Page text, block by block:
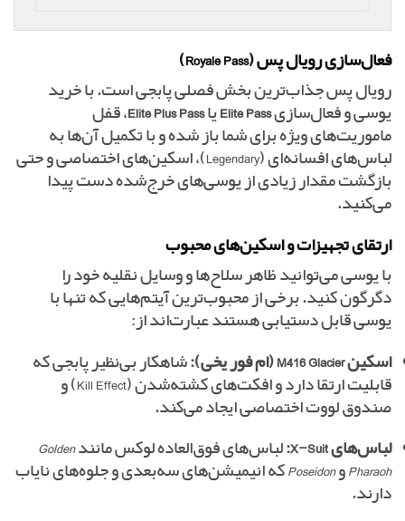
فعال‌سازی رویال پس (Royale Pass)
رویال پس جذاب‌ترین بخش فصلی پابجی است. با خرید
یوسی و فعال‌سازیElite PassیاElite Plus Pass، قفل
ماموریت‌های ویژه برای شما باز شده و با تکمیل آن‌ها به
لباس‌های افسانه‌ای (Legendary)، اسکین‌های اختصاصی و حتی
بازگشت مقدار زیادی از یوسی‌های خرج‌شده دست پیدا
می‌کنید.
ارتقای تجهیزات و اسکین‌های محبوب
با یوسی می‌توانید ظاهر سلاح‌ها و وسایل نقلیه خود را
دگرگون کنید. برخی از محبوب‌ترین آیتم‌هایی که تنها با
یوسی قابل دستیابی هستند عبارت‌اند از:
اسکین M416 Glacier (ام فور یخی):
شاهکار بی‌نظیر پابجی که
قابلیت ارتقا دارد و افکت‌های کشته‌شدن (Kill Effect) و
صندوق لووت اختصاصی ایجاد می‌کند.
لباس‌های X-Suit:
لباس‌های فوق‌العاده لوکس مانندGolden
PharaohوPoseidonکه انیمیشن‌های سه‌بعدی و جلوه‌های نایاب
دارند.